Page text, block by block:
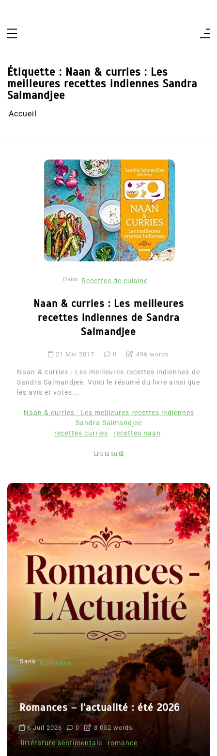
Étiquette : Naan & curries : Les
meilleures recettes indiennes Sandra
Salmandjee
Accueil
Dans Recettes de cuisine
Naan & curries : Les meilleures
recettes indiennes de Sandra
Salmandjee
21 Mai 2017 0 496 words
Naan & curries : Les meilleures recettes indiennes de
Sandra Salmandjee. Voici le résumé du livre ainsi que
les avis et votes...
Naan & curries : Les meilleures recettes indiennes
Sandra Salmandjee
recettes curries
recettes naan
Lire la suite
Dans Romance
Romances – l’actualité : été 2026
6 Juil 2026 0 3 052 words
littérature sentimentale romance